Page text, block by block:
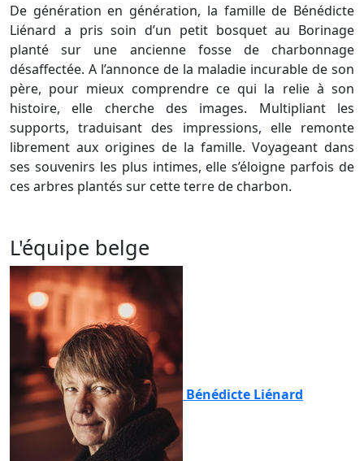
De génération en génération, la famille de Bénédicte
Liénard a pris soin d’un petit bosquet au Borinage
planté sur une ancienne fosse de charbonnage
désaffectée. A l’annonce de la maladie incurable de son
père, pour mieux comprendre ce qui la relie à son
histoire, elle cherche des images. Multipliant les
supports, traduisant des impressions, elle remonte
librement aux origines de la famille. Voyageant dans
ses souvenirs les plus intimes, elle s’éloigne parfois de
ces arbres plantés sur cette terre de charbon.
L'équipe belge
Bénédicte Liénard